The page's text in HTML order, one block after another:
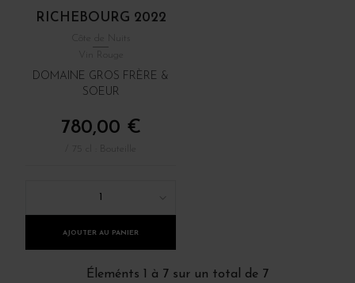
RICHEBOURG 2022
DOMAINE GROS FRÈRE &
SOEUR
780,00 €
AJOUTER AU PANIER
Éleménts 1 à 7 sur un total de 7